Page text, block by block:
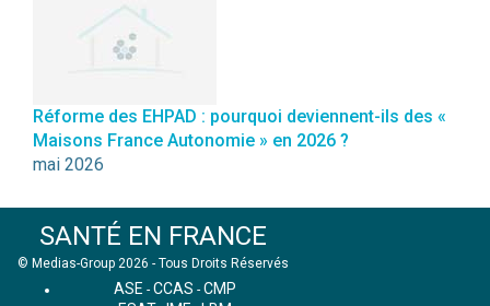
Réforme des EHPAD : pourquoi deviennent-ils des «
Maisons France Autonomie » en 2026 ?
mai 2026
SANTÉ EN FRANCE
© Medias-Group 2026 - Tous Droits Réservés
ASE - CCAS - CMP